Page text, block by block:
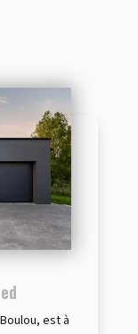
est à